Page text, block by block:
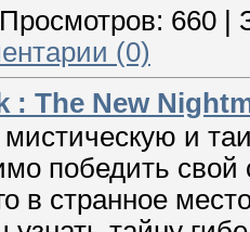
Просмотров: 660 |
(0)
: The New
мистическую и
победить
в странное